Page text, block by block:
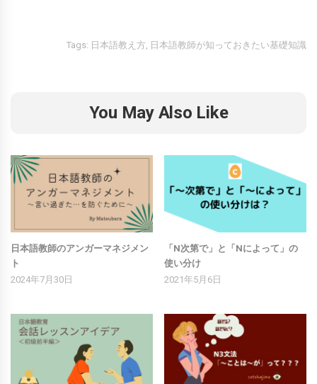
Tags: 日本語教え方 日本語教師が知っておきたい基礎知識
You May Also Like
日本語教師のアンガーマネジメン
ト
2024年7月30日
「N次第で」と「Nによって」の
使い分け
2021年5月6日